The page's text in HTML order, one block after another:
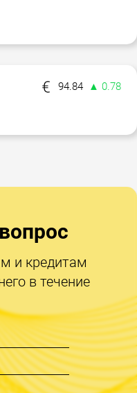
94.84
▲ 0.78
и кредитам
в течение